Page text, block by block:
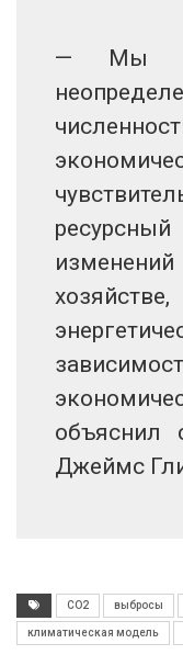
— Мы
объяснил
Джеймс
CO2 выбросы
климатическая модель